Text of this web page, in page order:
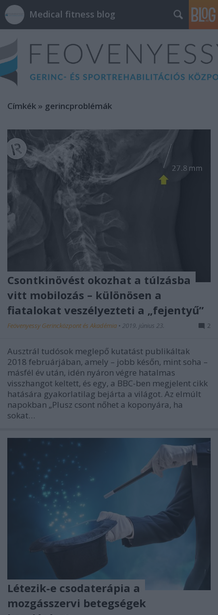
Medical fitness blog
Címkék » gerincproblémák
Csontkinövést okozhat a túlzásba
vitt mobilozás – különösen a
fiatalokat veszélyezteti a „fejentyű”
Feövenyessy Gerincközpont és Akadémia • 2019. június 23. 2
Ausztrál tudósok meglepő kutatást publikáltak
2018 februárjában, amely – jobb későn, mint soha –
másfél év után, idén nyáron végre hatalmas
visszhangot keltett, és egy, a BBC-ben megjelent cikk
hatására gyakorlatilag bejárta a világot. Az elmúlt
napokban „Plusz csont nőhet a koponyára, ha
sokat…
Létezik-e csodaterápia a
mozgásszervi betegségek